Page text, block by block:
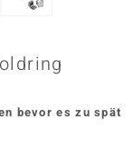
bevor es zu spät